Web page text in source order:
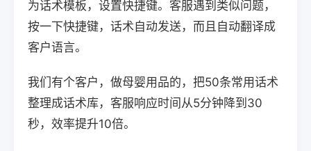
为话术模板，设置快捷键。客服遇到类似问题，
按一下快捷键，话术自动发送，而且自动翻译成
客户语言。
我们有个客户，做母婴用品的，把50条常用话术
整理成话术库，客服响应时间从5分钟降到30
秒，效率提升10倍。